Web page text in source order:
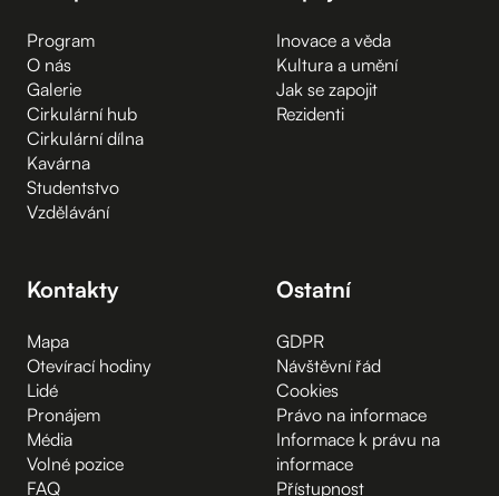
Program
O nás
Galerie
Cirkulární hub
Cirkulární dílna
Kavárna
Studentstvo
Vzdělávání
Inovace a věda
Kultura a umění
Jak se zapojit
Rezidenti
Kontakty
Mapa
Otevírací hodiny
Lidé
Pronájem
Média
Volné pozice
FAQ
Ostatní
GDPR
Návštěvní řád
Cookies
Právo na informace
Informace k právu na
informace
Přístupnost